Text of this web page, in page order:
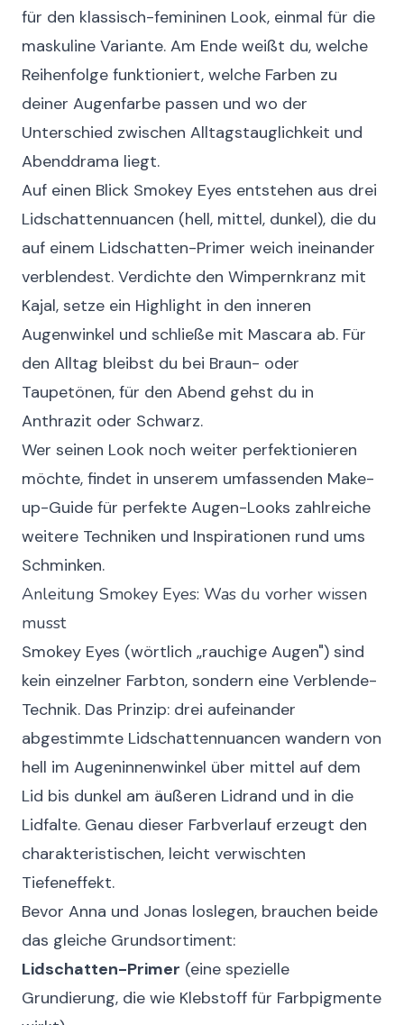
für den klassisch-femininen Look, einmal für die
maskuline Variante. Am Ende weißt du, welche
Reihenfolge funktioniert, welche Farben zu
deiner Augenfarbe passen und wo der
Unterschied zwischen Alltagstauglichkeit und
Abenddrama liegt.
Auf einen Blick Smokey Eyes entstehen aus drei
Lidschattennuancen (hell, mittel, dunkel), die du
auf einem Lidschatten-Primer weich ineinander
verblendest. Verdichte den Wimpernkranz mit
Kajal, setze ein Highlight in den inneren
Augenwinkel und schließe mit Mascara ab. Für
den Alltag bleibst du bei Braun- oder
Taupetönen, für den Abend gehst du in
Anthrazit oder Schwarz.
Wer seinen Look noch weiter perfektionieren
möchte, findet in unserem umfassenden Make-
up-Guide für perfekte Augen-Looks zahlreiche
weitere Techniken und Inspirationen rund ums
Schminken.
Anleitung Smokey Eyes: Was du vorher wissen
musst
Smokey Eyes (wörtlich „rauchige Augen") sind
kein einzelner Farbton, sondern eine Verblende-
Technik. Das Prinzip: drei aufeinander
abgestimmte Lidschattennuancen wandern von
hell im Augeninnenwinkel über mittel auf dem
Lid bis dunkel am äußeren Lidrand und in die
Lidfalte. Genau dieser Farbverlauf erzeugt den
charakteristischen, leicht verwischten
Tiefeneffekt.
Bevor Anna und Jonas loslegen, brauchen beide
das gleiche Grundsortiment:
Lidschatten-Primer (eine spezielle
Grundierung, die wie Klebstoff für Farbpigmente